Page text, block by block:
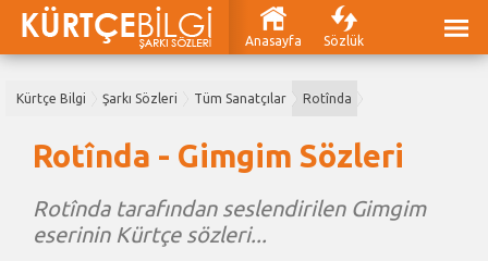
Anasayfa Sözlük
Kürtçe Bilgi Şarkı Sözleri Tüm Sanatçılar Rotînda
Rotînda - Gimgim Sözleri
Rotînda tarafından seslendirilen Gimgim
eserinin Kürtçe sözleri...